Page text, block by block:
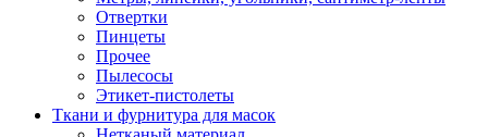
Отвертки
Пинцеты
Прочее
Пылесосы
Этикет-пистолеты
Ткани и фурнитура для масок